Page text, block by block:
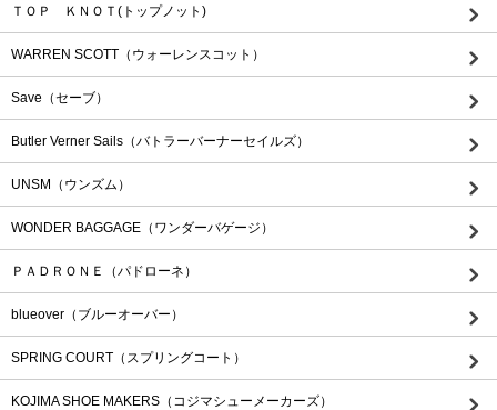
ＴＯＰ ＫＮＯＴ(トップノット)
WARREN SCOTT（ウォーレンスコット）
Save（セーブ）
Butler Verner Sails（バトラーバーナーセイルズ）
UNSM（ウンズム）
WONDER BAGGAGE（ワンダーバゲージ）
ＰＡＤＲＯＮＥ（パドローネ）
blueover（ブルーオーバー）
SPRING COURT（スプリングコート）
KOJIMA SHOE MAKERS（コジマシューメーカーズ）